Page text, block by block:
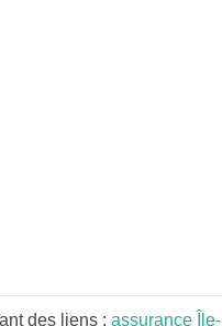
des liens : assurance Île-